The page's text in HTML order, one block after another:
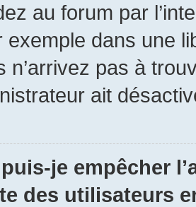
au forum par
exemple dans une
n’arrivez pas à
ait
je empêcher
des utilisateurs